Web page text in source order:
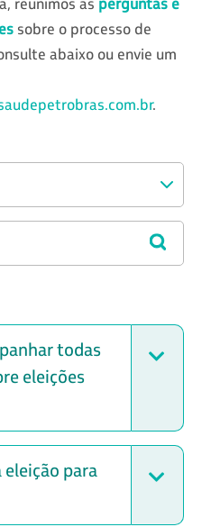
sobre o processo de
abaixo ou envie um
.
todas
eleições
eleição para